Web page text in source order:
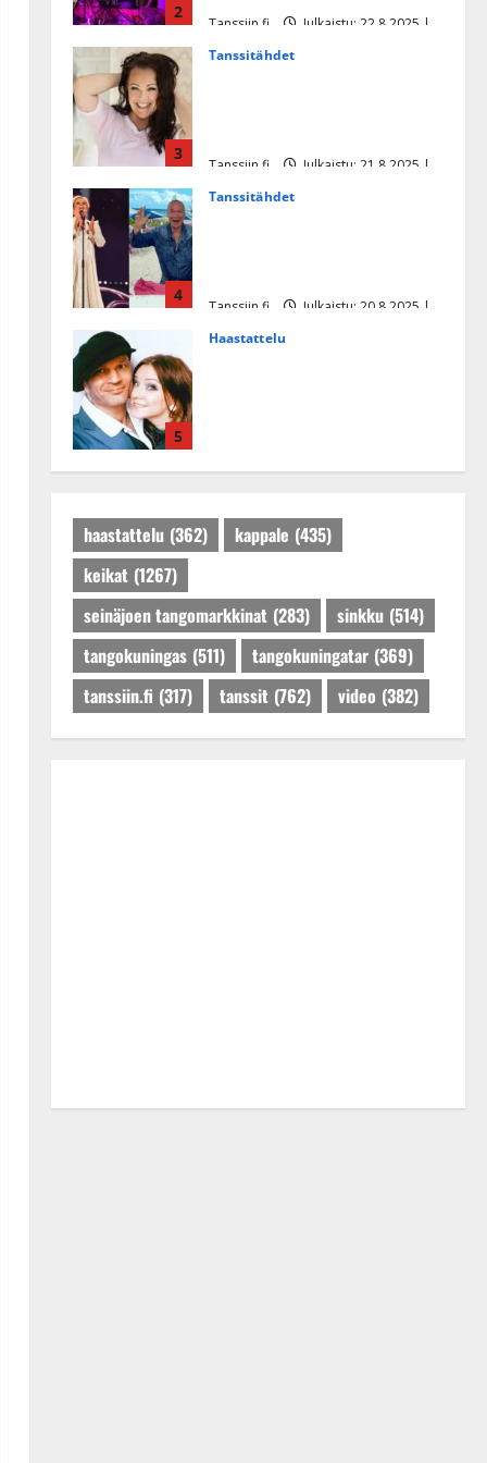
2
Tanssiin.fi
Julkaistu: 22.8.2025 |
3
Tanssitähdet
Tanssiin.fi
Julkaistu: 21.8.2025 |
4
Tanssitähdet
Tanssiin.fi
Julkaistu: 20.8.2025 |
5
Haastattelu
Tanssiin.fi
Julkaistu: 27.4.2025 |
haastattelu (362) kappale (435)
keikat (1267)
seinäjoen tangomarkkinat (283) sinkku (514)
tangokuningas (511) tangokuningatar (369)
tanssiin.fi (317) tanssit (762) video (382)